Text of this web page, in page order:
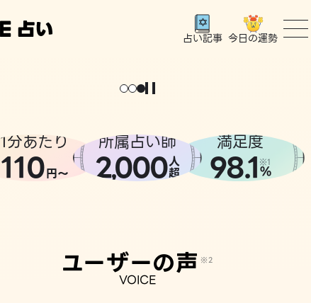
占い記事 今日の運勢
1分あたり
110円〜
所属占い師
2,000人
超
満足度
98.1 ※1
%
ユーザーの声 ※2
VOICE